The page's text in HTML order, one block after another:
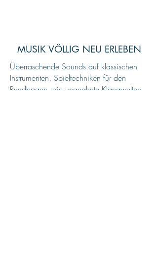
MUSIK VÖLLIG NEU ERLEBEN
Überraschende Sounds auf klassischen
Instrumenten. Spieltechniken für den
Rundbogen, die ungeahnte Klangwelten